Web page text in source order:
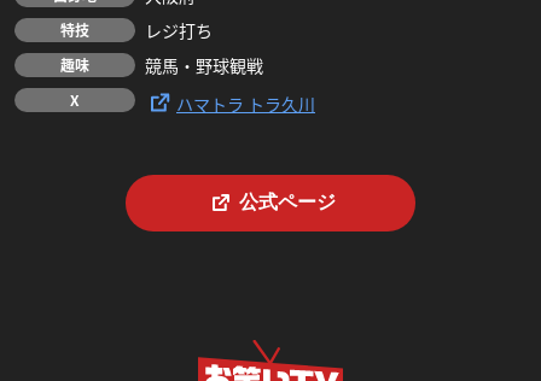
特技 レジ打ち
趣味 競馬・野球観戦
X ハマトラ トラ久川
公式ページ